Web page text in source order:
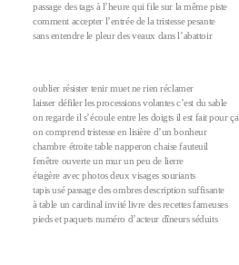
passage des tags à l’heure qui file sur la même piste
comment accepter l’entrée de la tristesse pesante
sans entendre le pleur des veaux dans l’abattoir
oublier résister tenir muet ne rien réclamer
laisser défiler les processions volantes c’est du sable
on regarde il s’écoule entre les doigts il est fait pour ça
on comprend tristesse en lisière d’un bonheur
chambre étroite table napperon chaise fauteuil
fenêtre ouverte un mur un peu de lierre
étagère avec photos deux visages souriants
tapis usé passage des ombres description suffisante
à table un cardinal invité livre des recettes fameuses
pieds et paquets numéro d’acteur dîneurs séduits